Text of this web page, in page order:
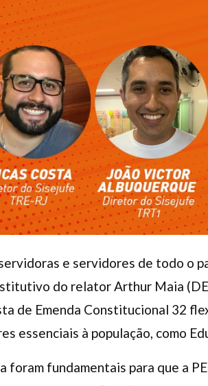
e servidores de todo o
do relator Arthur Maia
de Emenda Constitucional 32
essenciais à população, como
foram fundamentais para que a